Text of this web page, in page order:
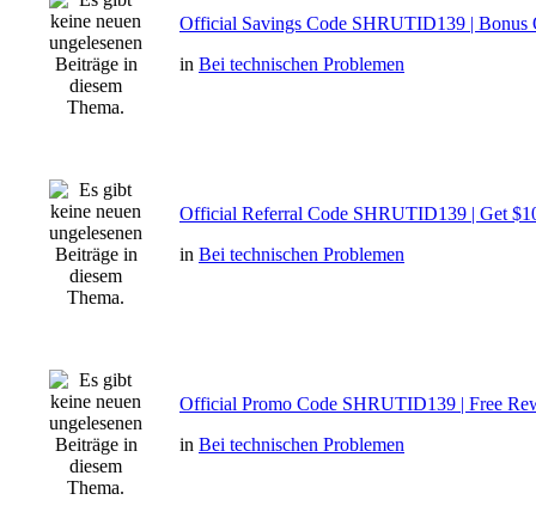
Official Savings Code SHRUTID139 | Bonus
in Bei technischen Problemen
Official Referral Code SHRUTID139 | Get
in Bei technischen Problemen
Official Promo Code SHRUTID139 | Free
in Bei technischen Problemen